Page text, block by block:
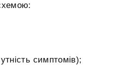
симптомів);